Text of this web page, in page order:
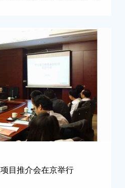
目推介会在京举行